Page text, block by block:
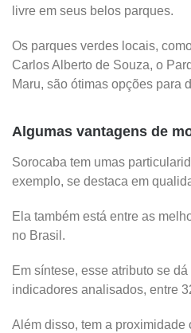
livre em seus belos parques.
Os parques verdes locais,
Carlos Alberto de Souza, o
Maru, são ótimas opções para
Algumas vantagens de
Sorocaba tem umas
exemplo, se destaca em
Ela também está entre as
no Brasil.
Em síntese, esse atributo se
indicadores analisados, entre
Além disso, tem a proximidade